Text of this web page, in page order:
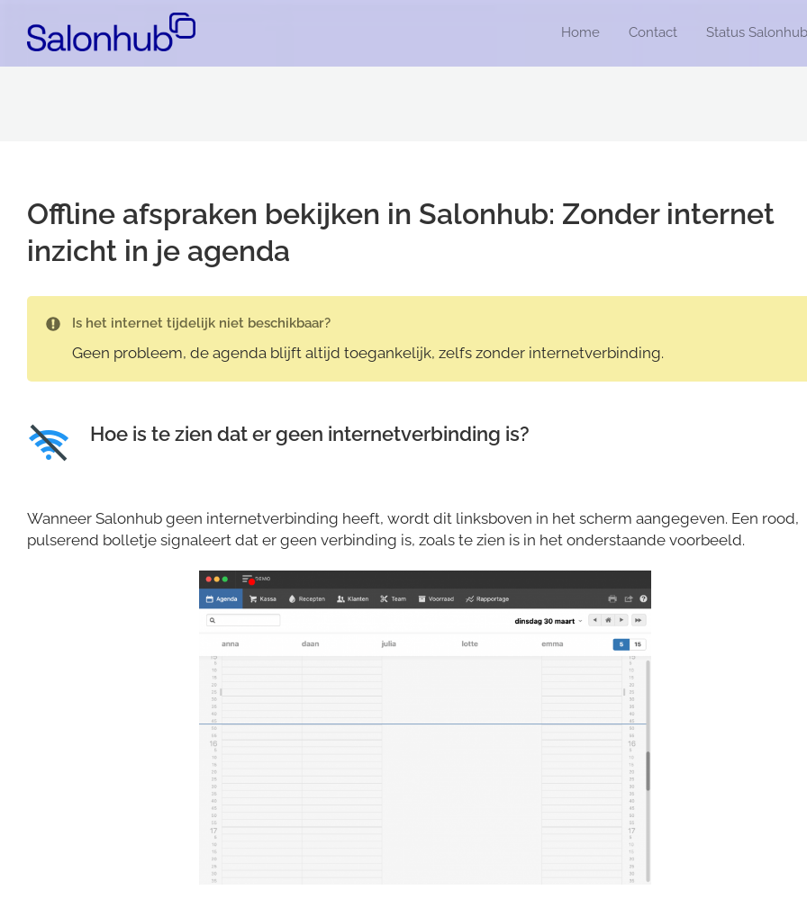
Home Contact Status Salonhub
Offline afspraken bekijken in Salonhub: Zonder internet
inzicht in je agenda
Is het internet tijdelijk niet beschikbaar?
Geen probleem, de agenda blijft altijd toegankelijk, zelfs zonder internetverbinding.
Hoe is te zien dat er geen internetverbinding is?
Wanneer Salonhub geen internetverbinding heeft, wordt dit linksboven in het scherm aangegeven. Een rood,
pulserend bolletje signaleert dat er geen verbinding is, zoals te zien is in het onderstaande voorbeeld.